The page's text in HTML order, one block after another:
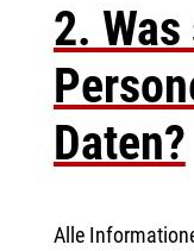
2.
Daten?
Alle